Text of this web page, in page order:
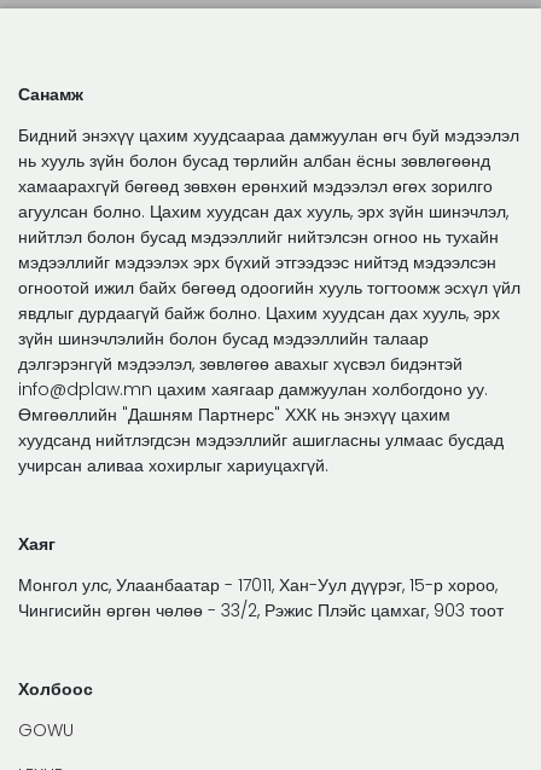
Санамж
Бидний энэхүү цахим хуудсаараа дамжуулан өгч буй мэдээлэл
нь хууль зүйн болон бусад төрлийн албан ёсны зөвлөгөөнд
хамаарахгүй бөгөөд зөвхөн ерөнхий мэдээлэл өгөх зорилго
агуулсан болно. Цахим хуудсан дах хууль, эрх зүйн шинэчлэл,
нийтлэл болон бусад мэдээллийг нийтэлсэн огноо нь тухайн
мэдээллийг мэдээлэх эрх бүхий этгээдээс нийтэд мэдээлсэн
огноотой ижил байх бөгөөд одоогийн хууль тогтоомж эсхүл үйл
явдлыг дурдаагүй байж болно. Цахим хуудсан дах хууль, эрх
зүйн шинэчлэлийн болон бусад мэдээллийн талаар
дэлгэрэнгүй мэдээлэл, зөвлөгөө авахыг хүсвэл бидэнтэй
info@dplaw.mn цахим хаягаар дамжуулан холбогдоно уу.
Өмгөөллийн "Дашням Партнерс" ХХК нь энэхүү цахим
хуудсанд нийтлэгдсэн мэдээллийг ашигласны улмаас бусдад
учирсан аливаа хохирлыг хариуцахгүй.
Хаяг
Монгол улс, Улаанбаатар - 17011, Хан-Уул дүүрэг, 15-р хороо,
Чингисийн өргөн чөлөө - 33/2, Рэжис Плэйс цамхаг, 903 тоот
Холбоос
GOWU